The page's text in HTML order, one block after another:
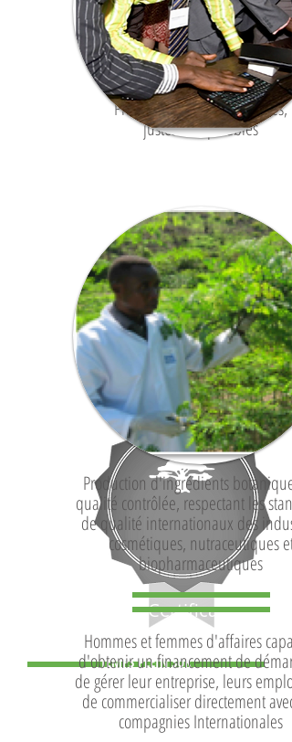
FORMATION À
TEMPS PLEIN SUR
LECAMPUSBDA
Protocole de Nagoya (APA)
Production biologique
Récolte responsable
Renouvellement des
ressources naturelles
Pratiques de travail éthiques,
justes et équitables
Certification
BDA
Production d'ingrédients
qualité contrôlée, respectant les
de qualité internationaux des
cosmétiques, nutraceutiques et
biopharmaceutiques
Hommes et femmes d'affaires
d'obtenir un financement de
de gérer leur entreprise, leurs
de commercialiser directement avec
compagnies Internationales